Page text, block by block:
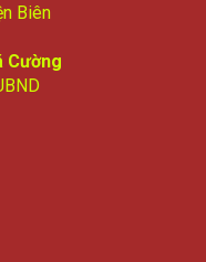
Biên
Cường